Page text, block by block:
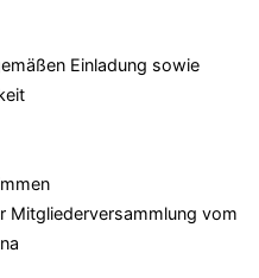
Einladung sowie
Mitgliederversammlung vom